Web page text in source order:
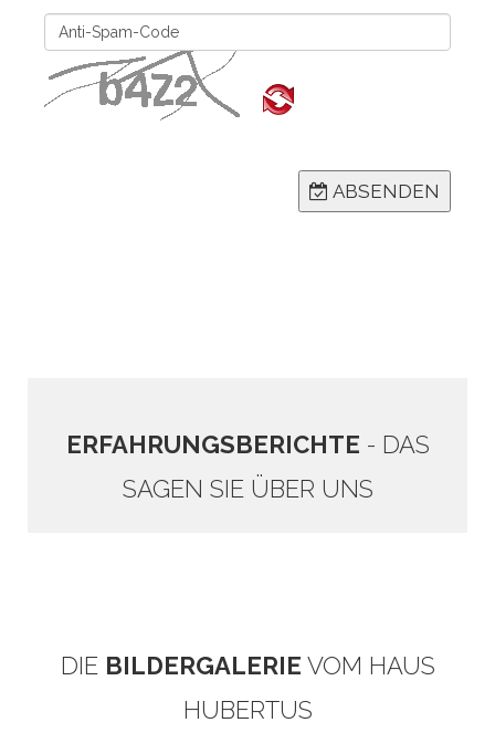
ABSENDEN
ERFAHRUNGSBERICHTE - DAS
SAGEN SIE ÜBER UNS
DIE BILDERGALERIE VOM HAUS
HUBERTUS